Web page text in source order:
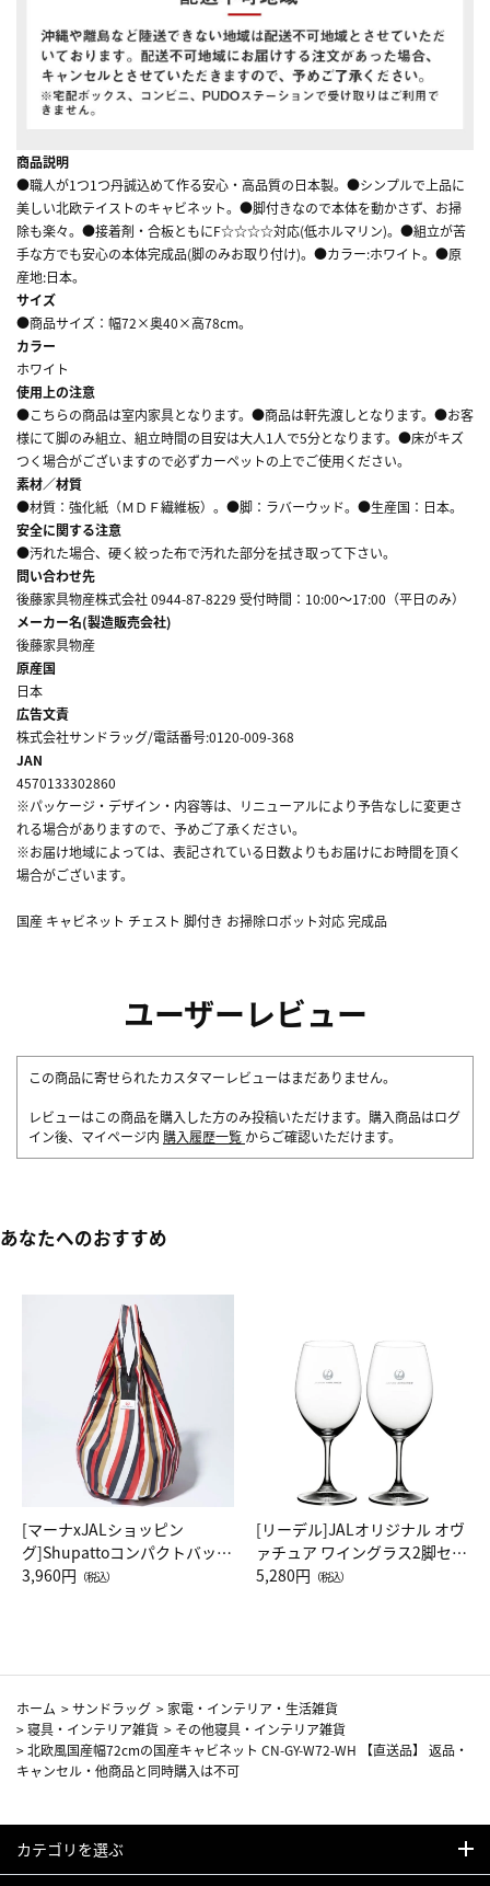
商品説明
●職人が1つ1つ丹誠込めて作る安心・高品質の日本製。●シンプルで上品に
美しい北欧テイストのキャビネット。●脚付きなので本体を動かさず、お掃
除も楽々。●接着剤・合板ともにF☆☆☆☆対応(低ホルマリン)。●組立が苦
手な方でも安心の本体完成品(脚のみお取り付け)。●カラー:ホワイト。●原
産地:日本。
サイズ
●商品サイズ：幅72×奥40×高78cm。
カラー
ホワイト
使用上の注意
●こちらの商品は室内家具となります。●商品は軒先渡しとなります。●お客
様にて脚のみ組立、組立時間の目安は大人1人で5分となります。●床がキズ
つく場合がございますので必ずカーペットの上でご使用ください。
素材／材質
●材質：強化紙（ＭＤＦ繊維板）。●脚：ラバーウッド。●生産国：日本。
安全に関する注意
●汚れた場合、硬く絞った布で汚れた部分を拭き取って下さい。
問い合わせ先
後藤家具物産株式会社 0944-87-8229 受付時間：10:00～17:00（平日のみ）
メーカー名(製造販売会社)
後藤家具物産
原産国
日本
広告文責
株式会社サンドラッグ/電話番号:0120-009-368
JAN
4570133302860
※パッケージ・デザイン・内容等は、リニューアルにより予告なしに変更さ
れる場合がありますので、予めご了承ください。
※お届け地域によっては、表記されている日数よりもお届けにお時間を頂く
場合がございます。
国産 キャビネット チェスト 脚付き お掃除ロボット対応 完成品
ユーザーレビュー
この商品に寄せられたカスタマーレビューはまだありません。
レビューはこの商品を購入した方のみ投稿いただけます。購入商品はログ
イン後、マイページ内 購入履歴一覧 からご確認いただけます。
あなたへのおすすめ
[マーナxJALショッピン
グ]Shupattoコンパクトバッグ
Drop JAL客室乗務員（LC）ス
3,960円 （税込）
[リーデル]JALオリジナル オヴ
ァチュア ワイングラス2脚セッ
ト（レッドワイン）
5,280円 （税込）
ホーム >サンドラッグ > 家電・インテリア・生活雑貨
>寝具・インテリア雑貨 > その他寝具・インテリア雑貨
>北欧風国産幅72cmの国産キャビネット CN-GY-W72-WH 【直送品】 返品・
キャンセル・他商品と同時購入は不可
カテゴリを選ぶ